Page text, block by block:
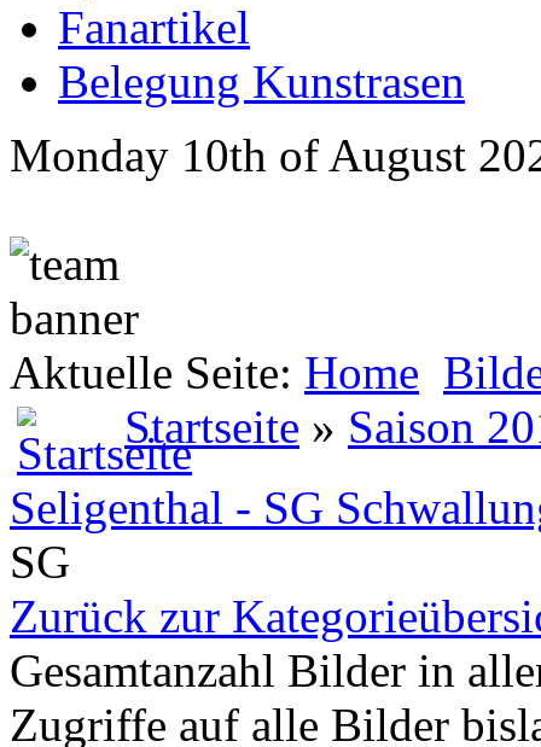
Fanartikel
Belegung Kunstrasen
Monday 10th of August
Aktuelle Seite: Home
Startseite » Saison
Seligenthal - SG
SG
Zurück zur
Gesamtanzahl Bilder in
Zugriffe auf alle Bilder